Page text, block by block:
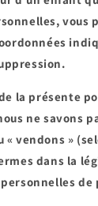
vous
la présente
ne savons
« vendons »
dans la
de